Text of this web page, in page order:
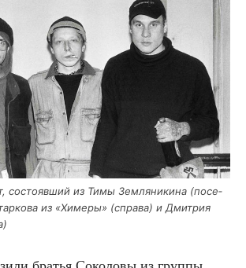
состо­яв­ший из Тимы Зем­ля­ни­ки­на (посе­
из «Химе­ры» (спра­ва) и Дмит­рия